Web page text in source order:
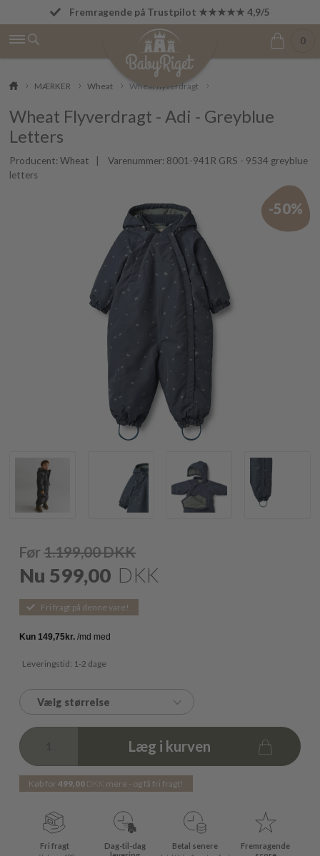
Fri fragt fra 499 kr.
Fremragende på Trustpilot ★★★★★ 4,9/5
0
MÆRKER Wheat Wheat flyverdragt
Wheat Flyverdragt - Adi - Greyblue
Letters
Producent: Wheat | Varenummer: 8001-941R GRS - 9534 greyblue
letters
-50%
Før1.199,00DKK
Nu 599,00 DKK
Fri fragt på denne vare!
Leveringstid: 1-2 dage
Vælg størrelse
Læg i kurven
Køb for499,00 DKK mere - og få fri fragt!
Fri fragt
Dag-til-dag
Betal senere
Fremragende